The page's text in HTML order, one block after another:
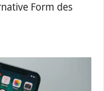
Form des